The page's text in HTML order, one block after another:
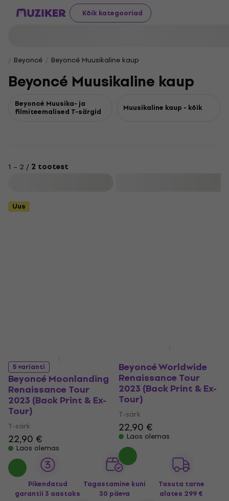
Kõik kategooriad
Beyoncé Beyoncé Muusikaline kaup
Beyoncé Muusikaline kaup
Beyoncé Muusika- ja
filmiteemalised T-särgid Muusikaline kaup - kõik
1 – 2 / 2 tootest
Uus
5 varianti
Beyoncé Moonlanding
Renaissance Tour
2023 (Back Print & Ex-
Tour)
T-särk
22,90 €
Laos olemas
Beyoncé Worldwide
Renaissance Tour
2023 (Back Print & Ex-
Tour)
T-särk
22,90 €
Laos olemas
Pikendatud
garantii 3 aastaks
Tagastamine kuni
30 päeva
Tasuta tarne
alates 299 €